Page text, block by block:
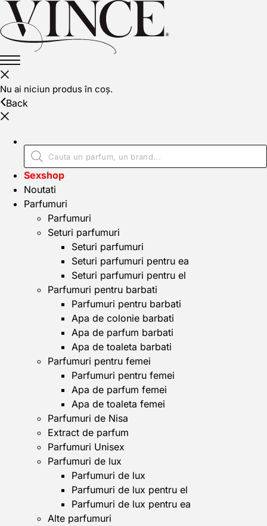
Nu ai niciun produs în coș.
Back
Sexshop
Noutati
Parfumuri
Parfumuri
Seturi parfumuri
Seturi parfumuri
Seturi parfumuri pentru ea
Seturi parfumuri pentru el
Parfumuri pentru barbati
Parfumuri pentru barbati
Apa de colonie barbati
Apa de parfum barbati
Apa de toaleta barbati
Parfumuri pentru femei
Parfumuri pentru femei
Apa de parfum femei
Apa de toaleta femei
Parfumuri de Nisa
Extract de parfum
Parfumuri Unisex
Parfumuri de lux
Parfumuri de lux
Parfumuri de lux pentru el
Parfumuri de lux pentru ea
Alte parfumuri